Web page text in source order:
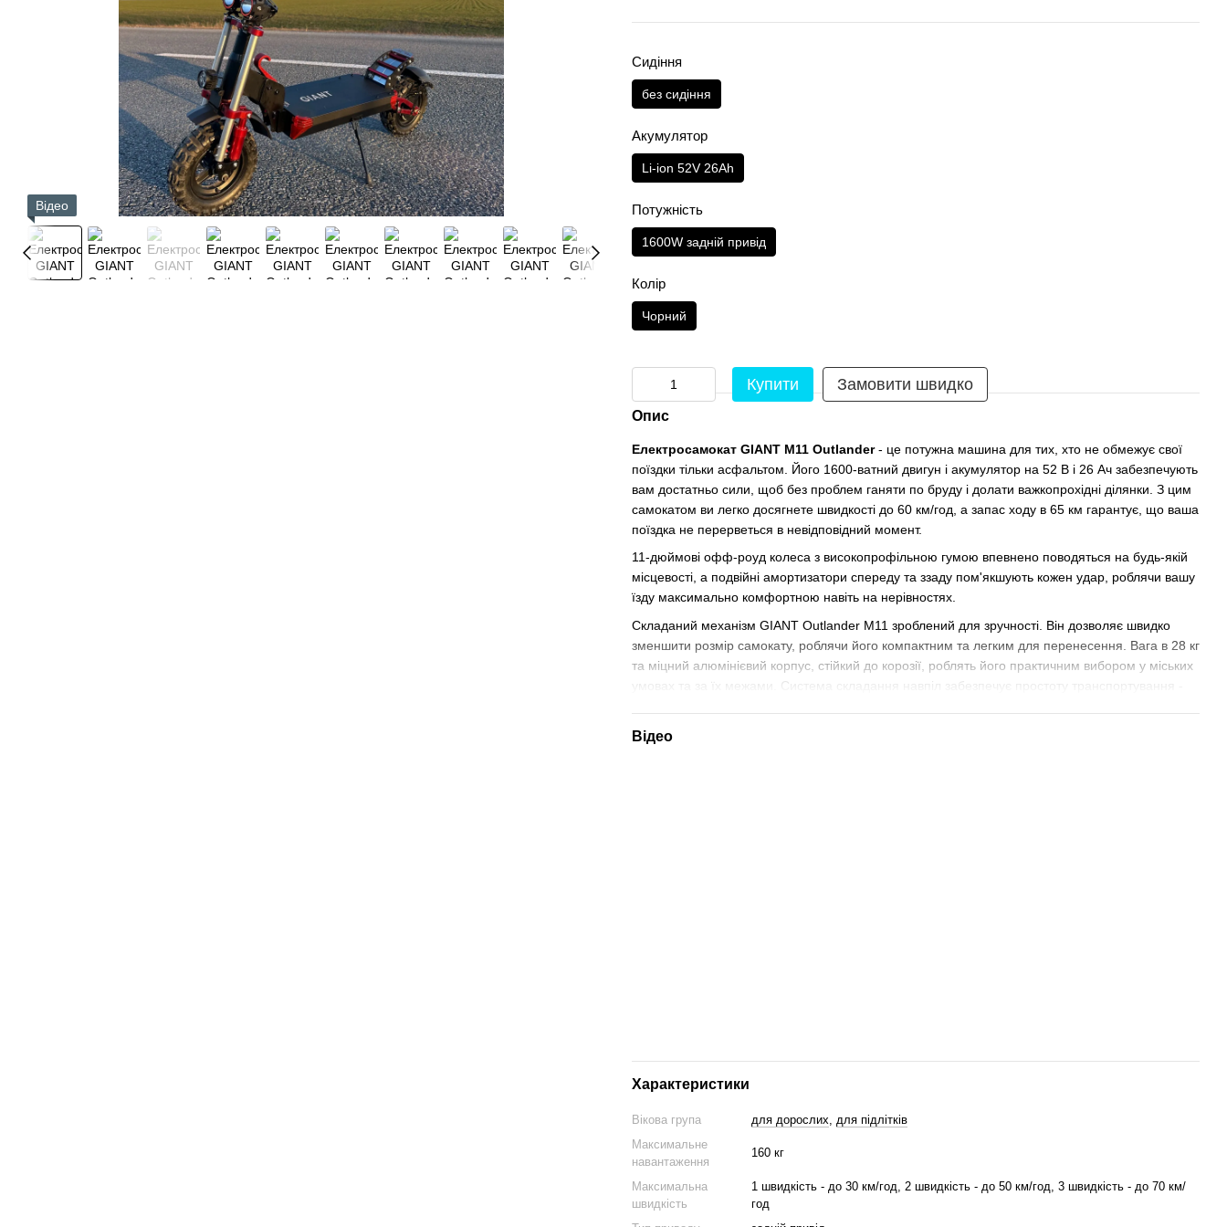
Відео
Сидіння
без сидіння
Акумулятор
Li-ion 52V 26Ah
Потужність
1600W задній привід
Колір
Чорний
Купити Замовити швидко
Опис
Електросамокат GIANT M11 Outlander- це потужна машина для тих, хто не обмежує свої
поїздки тільки асфальтом. Його 1600-ватний двигун і акумулятор на 52 В і 26 Ач забезпечують
вам достатньо сили, щоб без проблем ганяти по бруду і долати важкопрохідні ділянки. З цим
самокатом ви легко досягнете швидкості до 60 км/год, а запас ходу в 65 км гарантує, що ваша
поїздка не перерветься в невідповідний момент.
11-дюймові офф-роуд колеса з високопрофільною гумою впевнено поводяться на будь-якій
місцевості, а подвійні амортизатори спереду та ззаду пом'якшують кожен удар, роблячи вашу
їзду максимально комфортною навіть на нерівностях.
Складаний механізм GIANT Outlander M11 зроблений для зручності. Він дозволяє швидко
зменшити розмір самокату, роблячи його компактним та легким для перенесення. Вага в 28 кг
та міцний алюмінієвий корпус, стійкий до корозії, роблять його практичним вибором у міських
умовах та за їх межами. Система складання навпіл забезпечує простоту транспортування -
Акумуляторна потужність 26Ah дозволяє вам насолоджуватися тривалими поїздками без
Безпека та зручність:
Освітлення: потрійні фари, стоп-сигнали та поворотники для кращої видимості та безпеки
Сигналізація: захист від неправомірного використання та додаткова безпека.
Відео
Характеристики
Вікова група для дорослих
для підлітків
Максимальне
навантаження
160 кг
Максимальна
швидкість
1 швидкість - до 30 км/год, 2 швидкість - до 50 км/год, 3 швидкість - до 70 км/
год